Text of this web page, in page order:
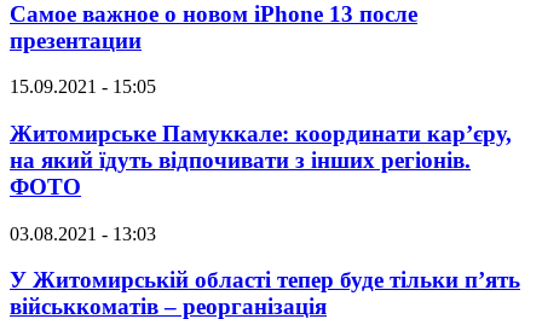
Самое важное о новом iPhone 13 после
презентации
15.09.2021 - 15:05
Житомирське Памуккале: координати кар’єру,
на який їдуть відпочивати з інших регіонів.
ФОТО
03.08.2021 - 13:03
У Житомирській області тепер буде тільки п’ять
військкоматів – реорганізація